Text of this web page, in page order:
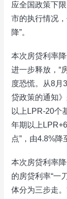
应全国政策下
市的执行情况
降”。
本次房贷利率
进一步释放，“
度恐慌。从8月
贷政策的通知
以上LPR-20个
年期以上
点”，由4.8%降
本次房贷利率
的房贷利率“一
体分为三步走